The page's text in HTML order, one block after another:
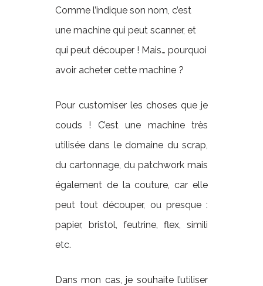
Comme l’indique son nom, c’est
une machine qui peut scanner, et
qui peut découper ! Mais… pourquoi
avoir acheter cette machine ?
Pour customiser les choses que je
couds ! C’est une machine très
utilisée dans le domaine du scrap,
du cartonnage, du patchwork mais
également de la couture, car elle
peut tout découper, ou presque :
papier, bristol, feutrine, flex, simili
etc.
Dans mon cas, je souhaite l’utiliser